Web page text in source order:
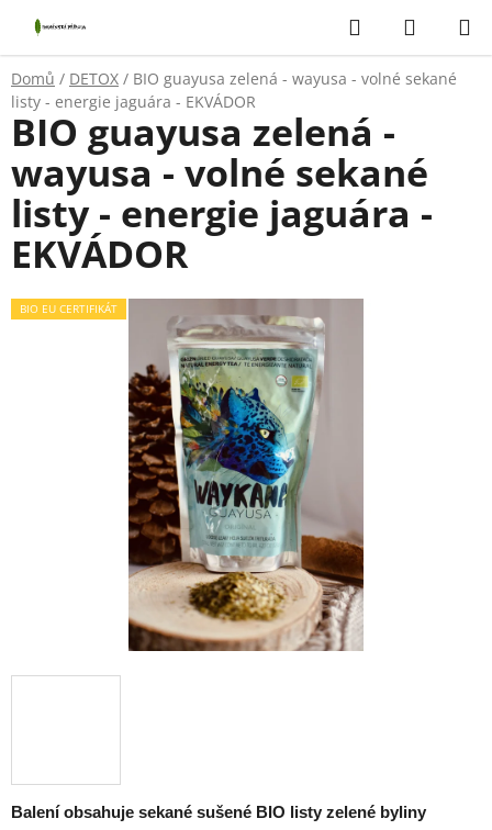
obsah
Hledat
KOŠÍK
Domů / DETOX / BIO guayusa zelená - wayusa - volné sekané
listy - energie jaguára - EKVÁDOR
Balení obsahuje sekané sušené BIO listy zelené byliny
BIO guayusa zelená -
wayusa - volné sekané
listy - energie jaguára -
EKVÁDOR
BIO EU CERTIFIKÁT